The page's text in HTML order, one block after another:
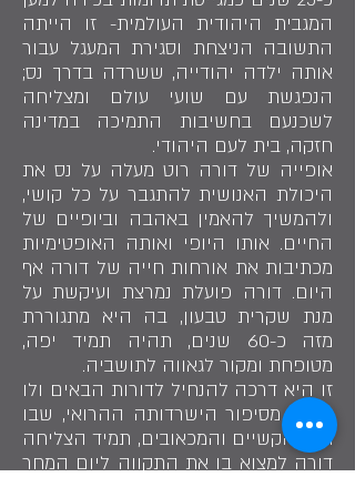
המגבית היהודית העולמית- זו הייתה
התשובה הניצחת וסגירת המעגל עבור
אותה ילדה יהודייה, ששרדה בדרך נס;
הנפגשת עם שועי עולם ומצליחה
לשכנעם בחשיבות התמיכה במדינה
חזקה, בית לעם היהודי.
אופייה של דורה רוט מעלה על נס את
היכולת האנושית להתגבר על כל קושי,
ולהמשיך להאמין באהבה וביופיים של
החיים. אותו היופי ואותה האופטימיות
מכתיבות את אורחות חייה של דורה אף
היום. דורה פועלת נמרצת ועיקשת על
מנת שקרית טבעון, בה היא מתגוררת
מזה כ-60 שנים, תהיה תמיד יפה,
מטופחת ומקור לגאווה לתושביה.
זו היא דרכה להנחיל לדורות הבאים ולו
במעט מסיפור הישרדותה ההרואי, שבו
חרף הקשיים והמכאובים, תמיד הצליחה
דורה למצוא בו את התקווה ליום המחר